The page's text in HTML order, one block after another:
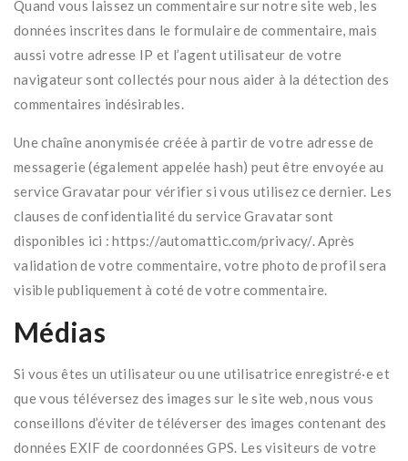
Quand vous laissez un commentaire sur notre site web, les
données inscrites dans le formulaire de commentaire, mais
aussi votre adresse IP et l’agent utilisateur de votre
navigateur sont collectés pour nous aider à la détection des
commentaires indésirables.
Une chaîne anonymisée créée à partir de votre adresse de
messagerie (également appelée hash) peut être envoyée au
service Gravatar pour vérifier si vous utilisez ce dernier. Les
clauses de confidentialité du service Gravatar sont
disponibles ici : https://automattic.com/privacy/. Après
validation de votre commentaire, votre photo de profil sera
visible publiquement à coté de votre commentaire.
Médias
Si vous êtes un utilisateur ou une utilisatrice enregistré·e et
que vous téléversez des images sur le site web, nous vous
conseillons d’éviter de téléverser des images contenant des
données EXIF de coordonnées GPS. Les visiteurs de votre